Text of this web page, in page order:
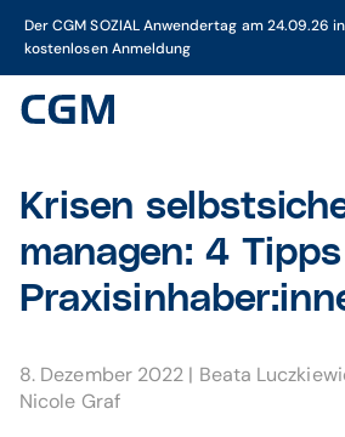
Der CGM SOZIAL Anwendertag am 24.09.26
kostenlosen Anmeldung
Krisen
managen: 4
8. Dezember 2022 | Beata
Nicole Graf